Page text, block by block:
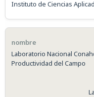
Instituto de Ciencias
Laboratorio Nacional
Productividad del Campo